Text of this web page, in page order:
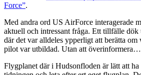
Force”.
Med andra ord US AirForce interagerade
aktuell och intressant fråga. Ett tillfälle dök
där det var alldeles ypperligt att berätta om
pilot var utbildad. Utan att
Flygplanet där i Hudsonfloden är lätt att